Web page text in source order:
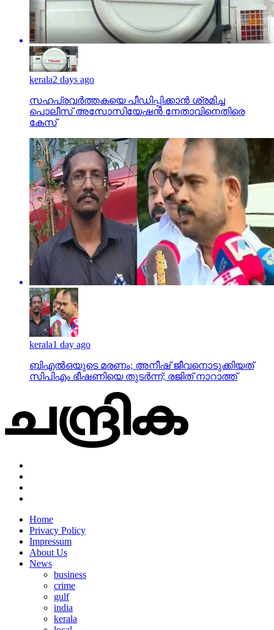
kerala2 days ago
സഹപ്രവര്‍ത്തകയെ പീഡിപ്പിക്കാന്‍ ശ്രമിച്ച
പൊലീസ് അസോസിയേഷന്‍ നേതാവിനെതിരെ
കേസ്
kerala1 day ago
ബിഎല്‍ഒയുടെ മരണം; അനീഷ് ജീവനൊടുക്കിയത്
സിപിഎം ഭീഷണിയെ തുടര്‍ന്ന്; രജിത് നാറാത്ത്
Home
Privacy Policy
Impressum
About Us
News
business
crime
gulf
india
kerala